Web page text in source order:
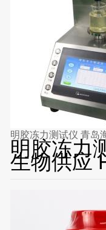
明胶冻力
生物供应